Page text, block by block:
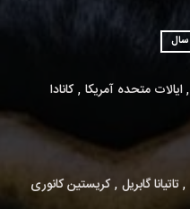
,ایالات متحده آمریکا , کانادا
,تاتیانا گابریل , کریستین کانوری